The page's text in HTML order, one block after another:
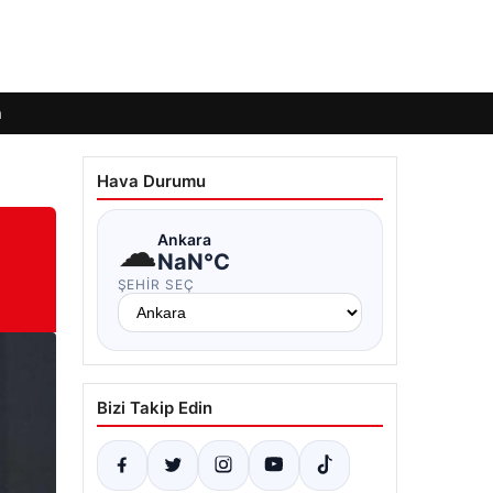
Hava Durumu
☁Ankara
NaN°C
ŞEHIR SEÇ
Bizi Takip Edin